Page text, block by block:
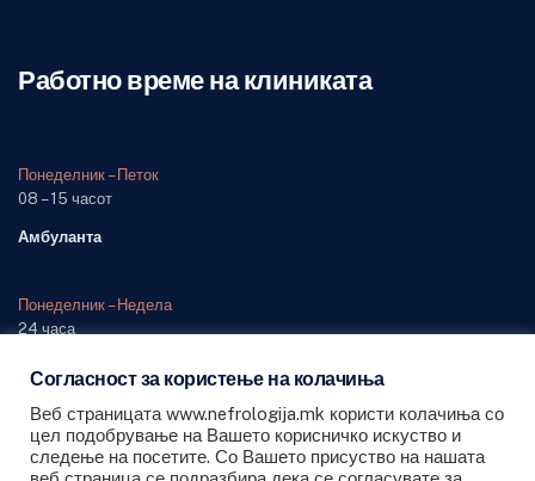
Работно време на клиниката
Понеделник – Петок
08 – 15 часот
Амбуланта
Понеделник – Недела
24 часа
Одделение (дежурна служба)
Согласност за користење на колачиња
Веб страницата www.nefrologija.mk користи колачиња со
цел подобрување на Вашето корисничко искуство и
следење на посетите. Со Вашето присуство на нашата